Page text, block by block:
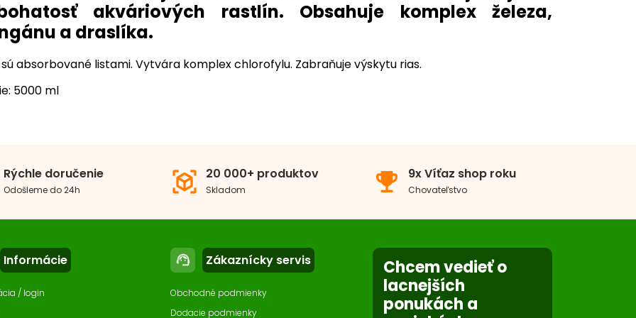
akváriových rastlín. Obsahuje komplex železa,
a draslíka.
sú absorbované listami. Vytvára komplex chlorofylu. Zabraňuje výskytu rias.
5000 ml
Rýchle doručenie
Odošleme do 24h view_in_ar 20 000+ produktov
Skladom emoji_events 9x Víťaz shop roku
Chovateľstvo
Informácie
/ login
support_agent Zákaznícky servis
Obchodné podmienky
Dodacie podmienky
Chcem vedieť o
lacnejších
ponukách a